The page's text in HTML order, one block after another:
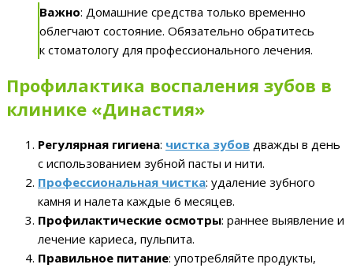
Важно: Домашние средства только временно
облегчают состояние. Обязательно обратитесь
к стоматологу для профессионального лечения.
Профилактика воспаления зубов в
клинике «Династия»
Регулярная гигиена: чистка зубов дважды в день
с использованием зубной пасты и нити.
Профессиональная чистка: удаление зубного
камня и налета каждые 6 месяцев.
Профилактические осмотры: раннее выявление и
лечение кариеса, пульпита.
Правильное питание: употребляйте продукты,